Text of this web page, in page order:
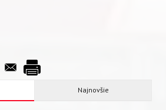
Najnovšie